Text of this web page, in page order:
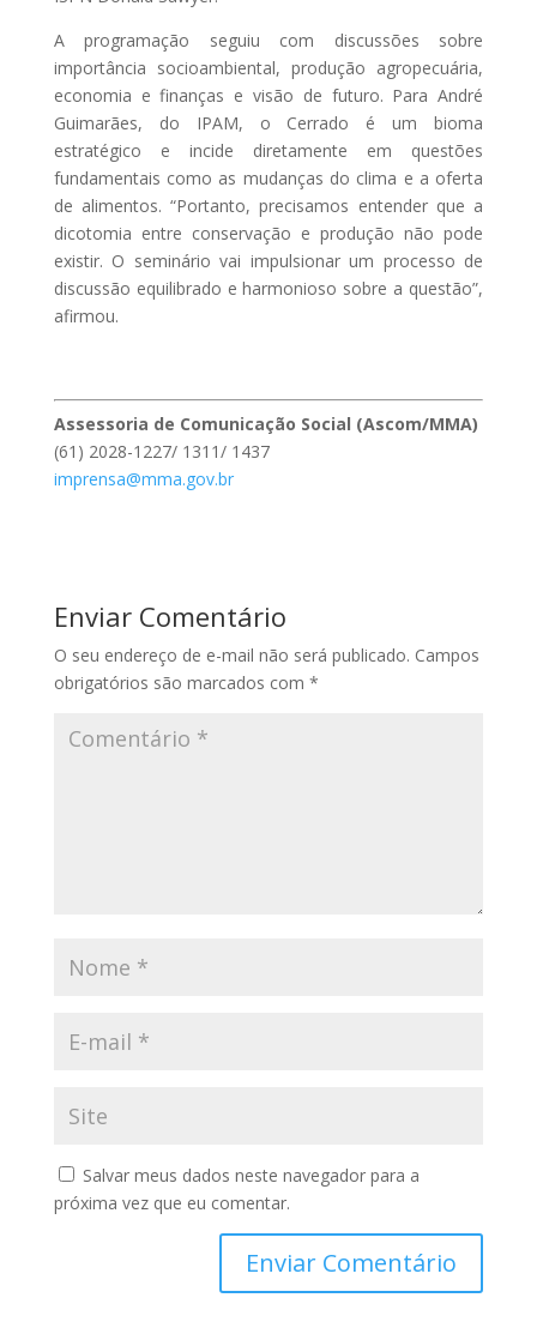
A programação seguiu com discussões sobre
importância socioambiental, produção agropecuária,
economia e finanças e visão de futuro. Para André
Guimarães, do IPAM, o Cerrado é um bioma
estratégico e incide diretamente em questões
fundamentais como as mudanças do clima e a oferta
de alimentos. “Portanto, precisamos entender que a
dicotomia entre conservação e produção não pode
existir. O seminário vai impulsionar um processo de
discussão equilibrado e harmonioso sobre a questão”,
afirmou.
Assessoria de Comunicação Social (Ascom/MMA)
(61) 2028-1227/ 1311/ 1437
imprensa@mma.gov.br
Enviar Comentário
O seu endereço de e-mail não será publicado. Campos
obrigatórios são marcados com *
Salvar meus dados neste navegador para a
próxima vez que eu comentar.